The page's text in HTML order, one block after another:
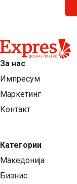
За нас
Импресум
Маркетинг
Контакт
Категории
Македонија
Бизнис